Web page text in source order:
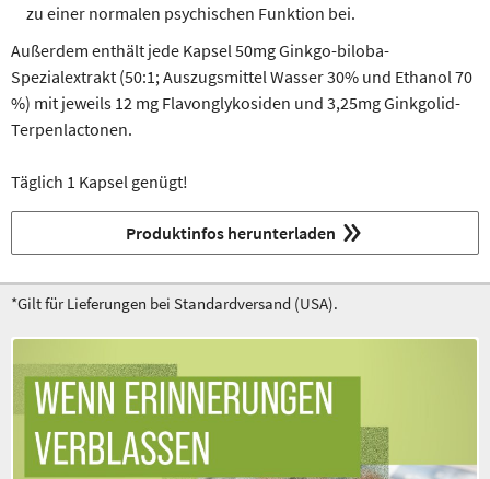
zu einer normalen psychischen Funktion bei.
Außerdem enthält jede Kapsel 50mg Ginkgo-biloba-
Spezialextrakt (50:1; Auszugsmittel Wasser 30% und Ethanol 70
%) mit jeweils 12 mg Flavonglykosiden und 3,25mg Ginkgolid-
Terpenlactonen.
Täglich 1 Kapsel genügt!
Produktinfos herunterladen
*Gilt für Lieferungen bei Standardversand (USA).